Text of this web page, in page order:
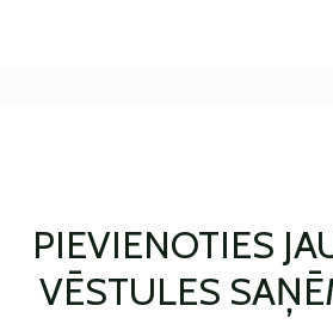
PIEVIENOTIES
VĒSTULES